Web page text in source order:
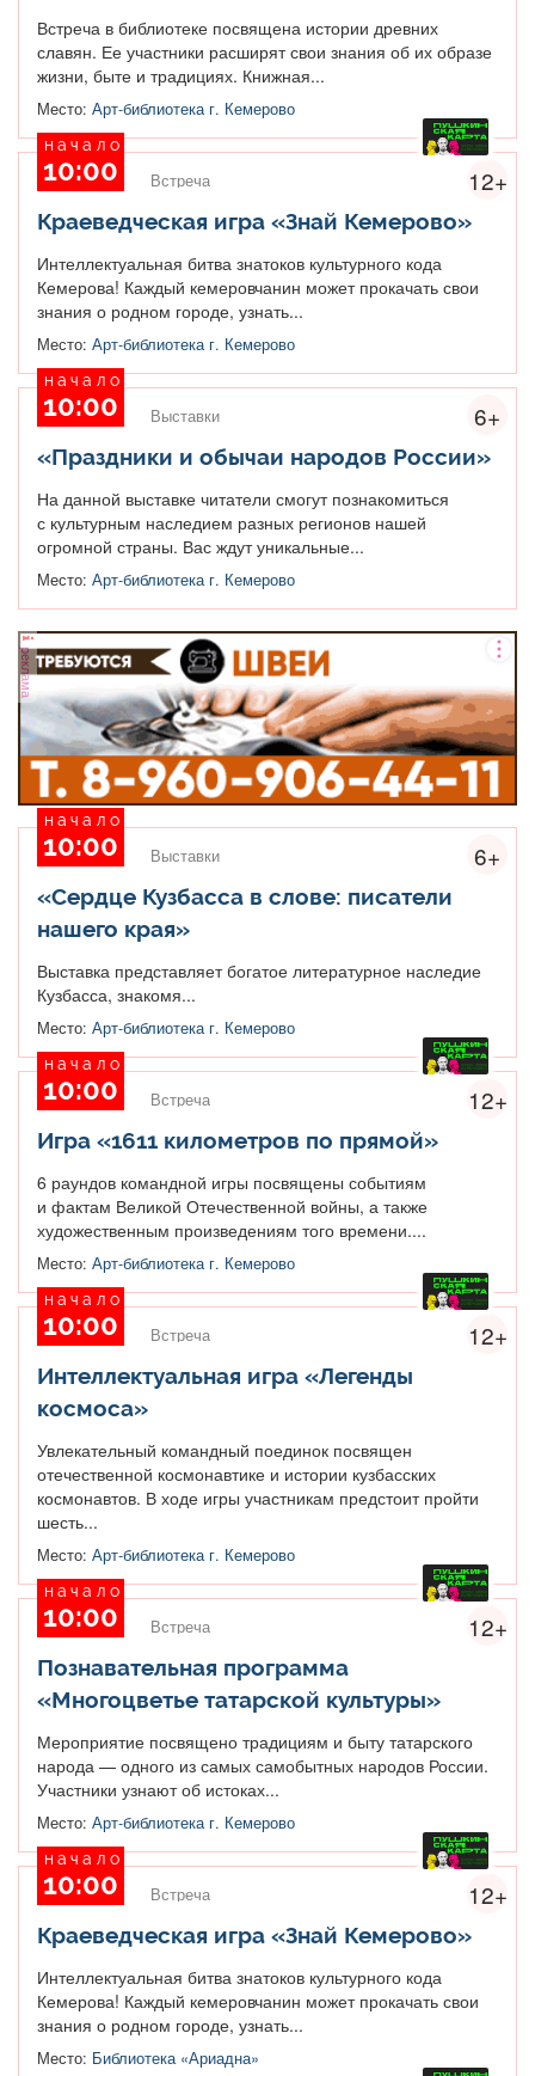
Встреча в библиотеке посвящена истории древних
славян. Ее участники расширят свои знания об их образе
жизни, быте и традициях. Книжная...
Место: Арт-библиотека г. Кемерово
12+
начало
10:00 Встреча
Краеведческая игра «Знай Кемерово»
Интеллектуальная битва знатоков культурного кода
Кемерова! Каждый кемеровчанин может прокачать свои
знания о родном городе, узнать...
Место: Арт-библиотека г. Кемерово
6+
начало
10:00 Выставки
«Праздники и обычаи народов России»
На данной выставке читатели смогут познакомиться
с культурным наследием разных регионов нашей
огромной страны. Вас ждут уникальные...
Место: Арт-библиотека г. Кемерово
реклама
6+
начало
10:00 Выставки
«Сердце Кузбасса в слове: писатели
нашего края»
Выставка представляет богатое литературное наследие
Кузбасса, знакомя...
Место: Арт-библиотека г. Кемерово
12+
начало
10:00 Встреча
Игра «1611 километров по прямой»
6 раундов командной игры посвящены событиям
и фактам Великой Отечественной войны, а также
художественным произведениям того времени....
Место: Арт-библиотека г. Кемерово
12+
начало
10:00 Встреча
Интеллектуальная игра «Легенды
космоса»
Увлекательный командный поединок посвящен
отечественной космонавтике и истории кузбасских
космонавтов. В ходе игры участникам предстоит пройти
шесть...
Место: Арт-библиотека г. Кемерово
12+
начало
10:00 Встреча
Познавательная программа
«Многоцветье татарской культуры»
Мероприятие посвящено традициям и быту татарского
народа — одного из самых самобытных народов России.
Участники узнают об истоках...
Место: Арт-библиотека г. Кемерово
12+
начало
10:00 Встреча
Краеведческая игра «Знай Кемерово»
Интеллектуальная битва знатоков культурного кода
Кемерова! Каждый кемеровчанин может прокачать свои
знания о родном городе, узнать...
Место: Библиотека «Ариадна»